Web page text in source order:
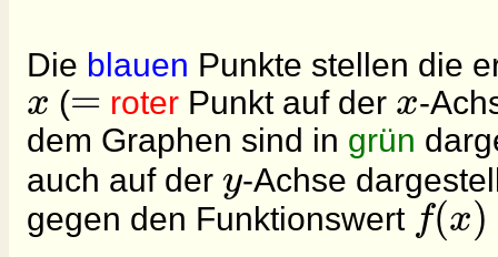
Die blauen Punkte stellen die
x (= roterPunkt auf der x-
dem Graphen sind in grün
auch auf der y-Achse
gegen den Funktionswert f(x)